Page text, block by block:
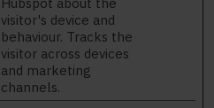
visitor's device and
behaviour. Tracks the
visitor across devices
and marketing
channels.